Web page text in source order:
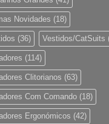
Novidades (18)
(36) Vestidos/CatSuits
(114)
Clitorianos (63)
Com Comando (18)
Ergonómicos (42)